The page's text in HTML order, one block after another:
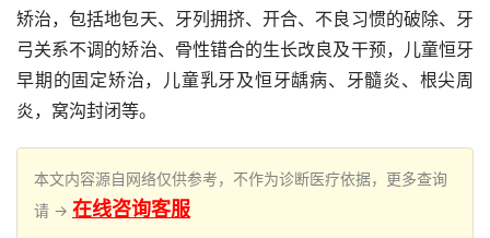
矫治，包括地包天、牙列拥挤、开合、不良习惯的破除、牙
弓关系不调的矫治、骨性错合的生长改良及干预，儿童恒牙
早期的固定矫治，儿童乳牙及恒牙龋病、牙髓炎、根尖周
炎，窝沟封闭等。
本文内容源自网络仅供参考，不作为诊断医疗依据，更多查询
请 → 在线咨询客服